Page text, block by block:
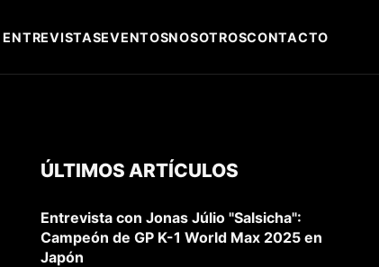
EVENTOSNOSOTROSCONTACTO
ÚLTIMOS ARTÍCULOS
Entrevista con Jonas Júlio "Salsicha":
Campeón de GP K-1 World Max 2025 en
Japón